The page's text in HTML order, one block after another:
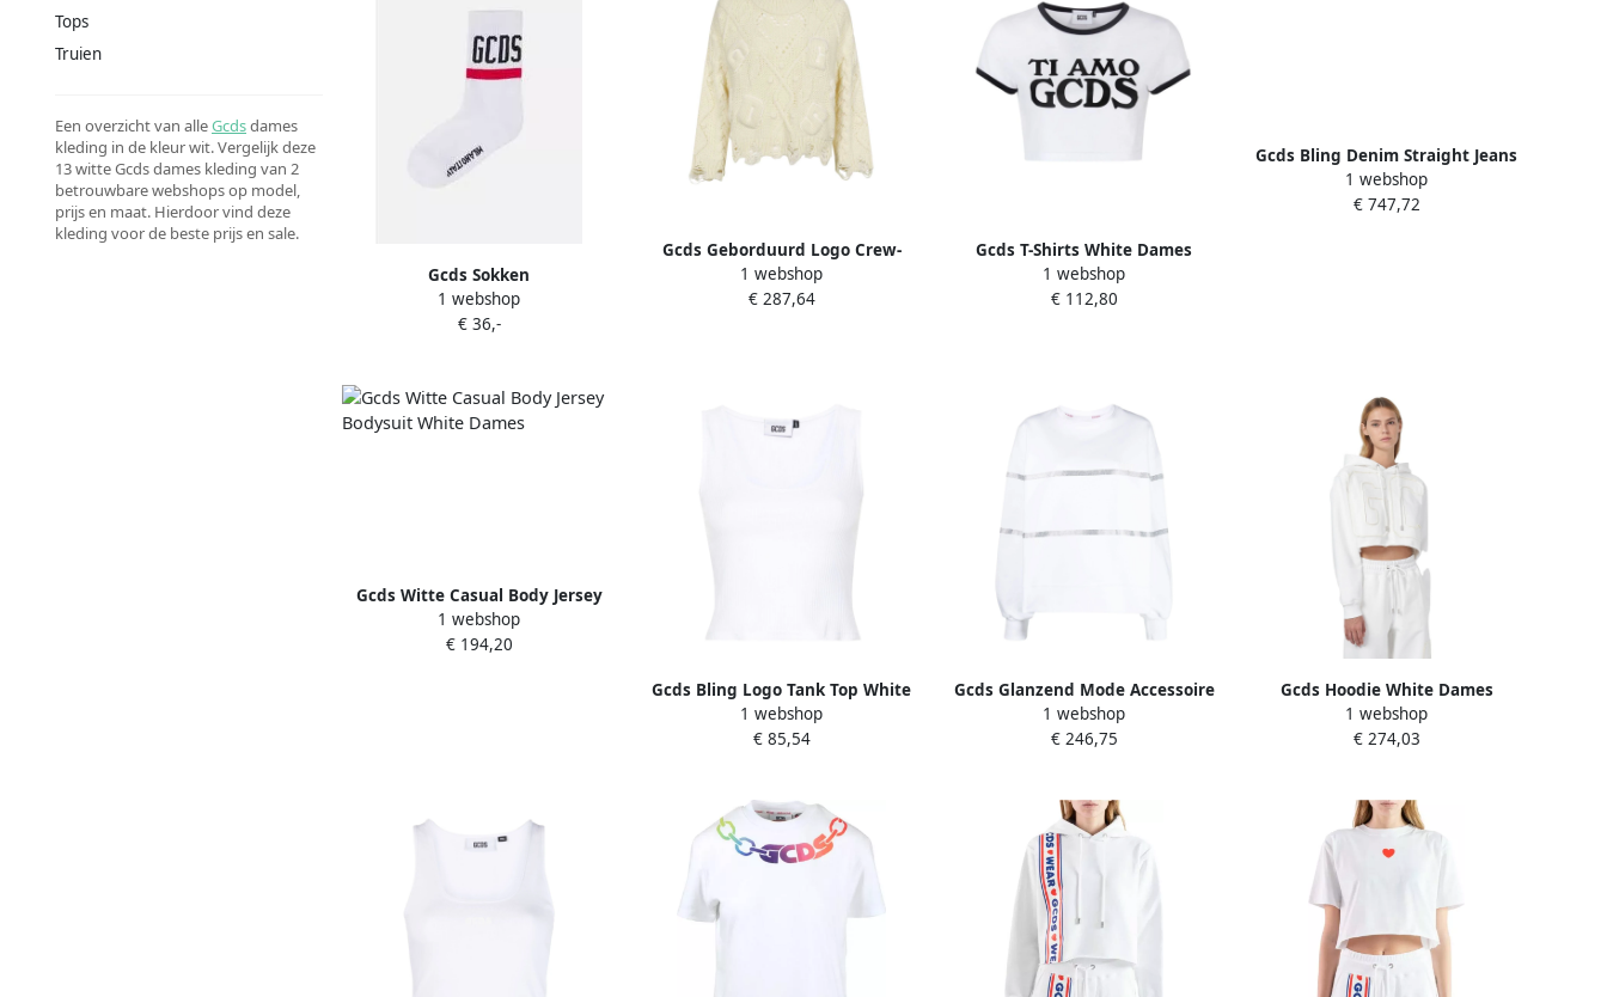
Tops
Truien
Een overzicht van alleGcdsdames
kleding in de kleur wit. Vergelijk deze
13 witte Gcds dames kleding van 2
betrouwbare webshops op model,
prijs en maat. Hierdoor vind deze
kleding voor de beste prijs en sale.
Gcds Sokken
1 webshop
€ 36,-
Gcds Geborduurd Logo Crew-
Neck Sweater White Dames
1 webshop
€ 287,64
Gcds T-Shirts White Dames
1 webshop
€ 112,80
Gcds Bling Denim Straight Jeans
Wit White Dames
1 webshop
€ 747,72
Gcds Witte Casual Body Jersey
Bodysuit White Dames
1 webshop
€ 194,20
Gcds Bling Logo Tank Top White
Dames
1 webshop
€ 85,54
Gcds Glanzend Mode Accessoire
White Dames
1 webshop
€ 246,75
Gcds Hoodie White Dames
1 webshop
€ 274,03